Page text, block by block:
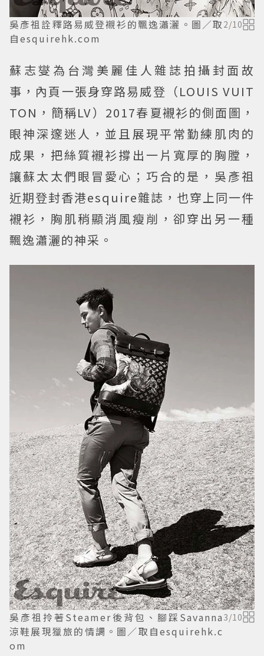
吳彥祖詮釋路易威登襯衫的飄逸瀟灑。圖／取
自esquirehk.com
2/10
蘇志燮為台灣美麗佳人雜誌拍攝封面故
事，內頁一張身穿路易威登（LOUIS VUIT
TON，簡稱LV）2017春夏襯衫的側面圖，
眼神深邃迷人，並且展現平常勤練肌肉的
成果，把絲質襯衫撐出一片寬厚的胸膛，
讓蘇太太們眼冒愛心；巧合的是，吳彥祖
近期登封香港esquire雜誌，也穿上同一件
襯衫，胸肌稍顯消風瘦削，卻穿出另一種
飄逸瀟灑的神采。
吳彥祖拎著Steamer後背包、腳踩Savanna
涼鞋展現獵旅的情調。圖／取自esquirehk.c
om
3/10